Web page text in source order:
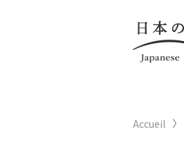
Accueil